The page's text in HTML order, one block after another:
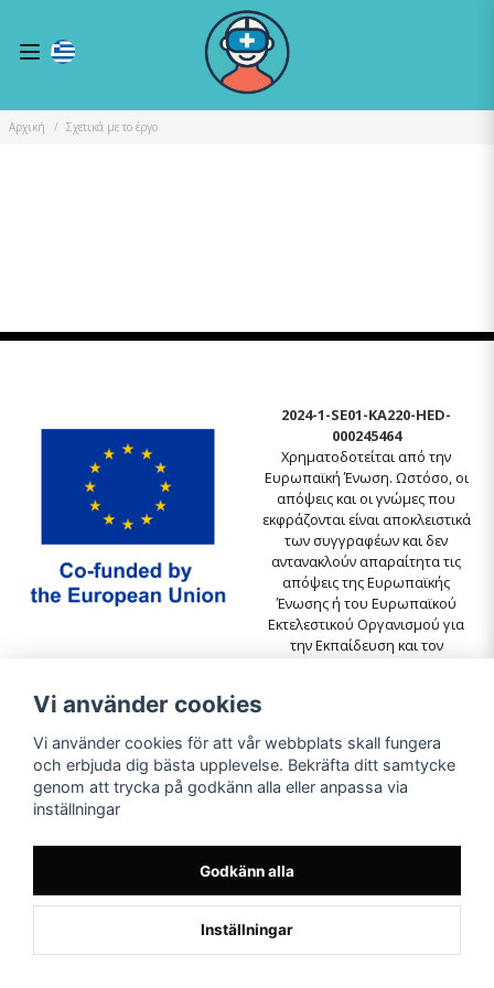
Αρχική Σχετικά με το έργο
2024-1-SE01-KA220-HED-
000245464
Χρηματοδοτείται από την
Ευρωπαϊκή Ένωση. Ωστόσο, οι
απόψεις και οι γνώμες που
εκφράζονται είναι αποκλειστικά
των συγγραφέων και δεν
αντανακλούν απαραίτητα τις
απόψεις της Ευρωπαϊκής
Ένωσης ή του Ευρωπαϊκού
Εκτελεστικού Οργανισμού για
την Εκπαίδευση και τον
Vi använder cookies
Vi använder cookies för att vår webbplats skall fungera
och erbjuda dig bästa upplevelse. Bekräfta ditt samtycke
genom att trycka på godkänn alla eller anpassa via
inställningar
Godkänn alla
Inställningar